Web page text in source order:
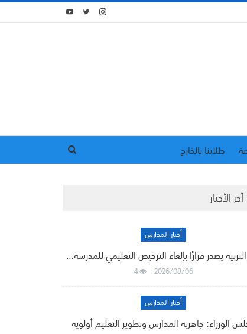
طلابنا بالخارج
أخر الأخبار
أخبار المدارس
يصدر قرارًا بإلغاء الترخيص التعليمي للمدرسة…
2026/08/06
4
أخبار المدارس
الوزراء: جاهزية المدارس وتطوير التعليم أولوية